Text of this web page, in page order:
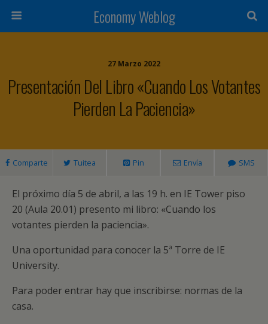
Economy Weblog
27 Marzo 2022
Presentación Del Libro «Cuando Los Votantes
Pierden La Paciencia»
Comparte Tuitea Pin Envía SMS
El próximo día 5 de abril, a las 19 h. en IE Tower piso
20 (Aula 20.01) presento mi libro: «Cuando los
votantes pierden la paciencia».
Una oportunidad para conocer la 5ª Torre de IE
University.
Para poder entrar hay que inscribirse: normas de la
casa.